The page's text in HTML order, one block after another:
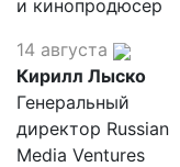
и кинопродюсер
14 августа
Кирилл Лыско
Генеральный
директор Russian
Media Ventures